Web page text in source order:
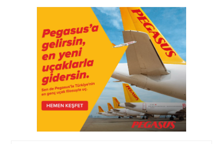
HAVAALANI • 05 AĞU 2026
İSTANBUL VALI
YARDIMCISI BEKIR
DINKIRCI’DEN KONTROL
KULESI’NE ZIYARET
HAVAALANI • 05 AĞU 2026
TASARIMDAN GERÇEĞE:
ANKARA HAVALIMANI
DEVLET KONUKEVI